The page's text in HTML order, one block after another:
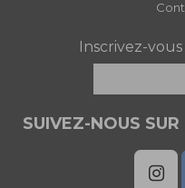
Inscrivez-
SUIVEZ-NOUS